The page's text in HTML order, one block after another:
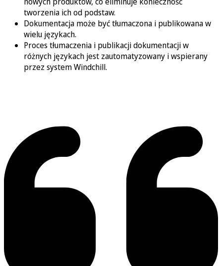
tworzenia ich od podstaw.
Dokumentacja może być tłumaczona i publikowana w
wielu językach.
Proces tłumaczenia i publikacji dokumentacji w
różnych językach jest zautomatyzowany i wspierany
przez system Windchill.